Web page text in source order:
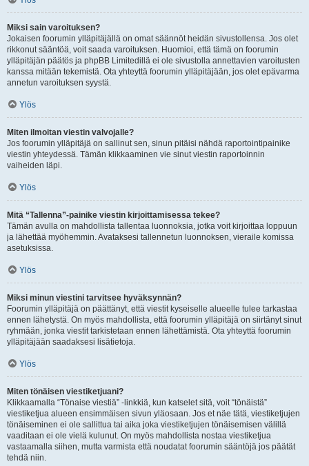
Miksi sain varoituksen?
Jokaisen foorumin ylläpitäjällä on omat säännöt heidän sivustollensa. Jos olet
rikkonut sääntöä, voit saada varoituksen. Huomioi, että tämä on foorumin
ylläpitäjän päätös ja phpBB Limitedillä ei ole sivustolla annettavien varoitusten
kanssa mitään tekemistä. Ota yhteyttä foorumin ylläpitäjään, jos olet epävarma
annetun varoituksen syystä.
Ylös
Miten ilmoitan viestin valvojalle?
Jos foorumin ylläpitäjä on sallinut sen, sinun pitäisi nähdä raportointipainike
viestin yhteydessä. Tämän klikkaaminen vie sinut viestin raportoinnin
vaiheiden läpi.
Ylös
Mitä “Tallenna”-painike viestin kirjoittamisessa tekee?
Tämän avulla on mahdollista tallentaa luonnoksia, jotka voit kirjoittaa loppuun
ja lähettää myöhemmin. Avataksesi tallennetun luonnoksen, vieraile komissa
asetuksissa.
Ylös
Miksi minun viestini tarvitsee hyväksynnän?
Foorumin ylläpitäjä on päättänyt, että viestit kyseiselle alueelle tulee tarkastaa
ennen lähetystä. On myös mahdollista, että foorumin ylläpitäjä on siirtänyt sinut
ryhmään, jonka viestit tarkistetaan ennen lähettämistä. Ota yhteyttä foorumin
ylläpitäjään saadaksesi lisätietoja.
Ylös
Miten tönäisen viestiketjuani?
Klikkaamalla “Tönaise viestiä” -linkkiä, kun katselet sitä, voit “tönäistä”
viestiketjua alueen ensimmäisen sivun yläosaan. Jos et näe tätä, viestiketjujen
tönäiseminen ei ole sallittua tai aika joka viestiketjujen tönäisemisen välillä
vaaditaan ei ole vielä kulunut. On myös mahdollista nostaa viestiketjua
vastaamalla siihen, mutta varmista että noudatat foorumin sääntöjä jos päätät
tehdä niin.